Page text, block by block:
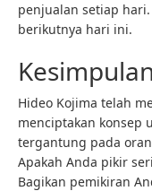
penjualan setiap
berikutnya hari ini.
Kesimpulan
Hideo Kojima telah
menciptakan konsep
tergantung pada
Apakah Anda pikir
Bagikan pemikiran